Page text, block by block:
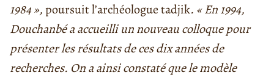
1984 »,poursuit l’archéologue tadjik. « En 1994,
Douchanbé a accueilli un nouveau colloque pour
présenter les résultats de ces dix années de
recherches. On a ainsi constaté que le modèle